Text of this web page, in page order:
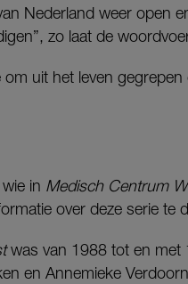
Nederland weer open
zo laat de
uit het leven
in Medisch Centrum
over deze serie te
was van 1988 tot en met
en Annemieke